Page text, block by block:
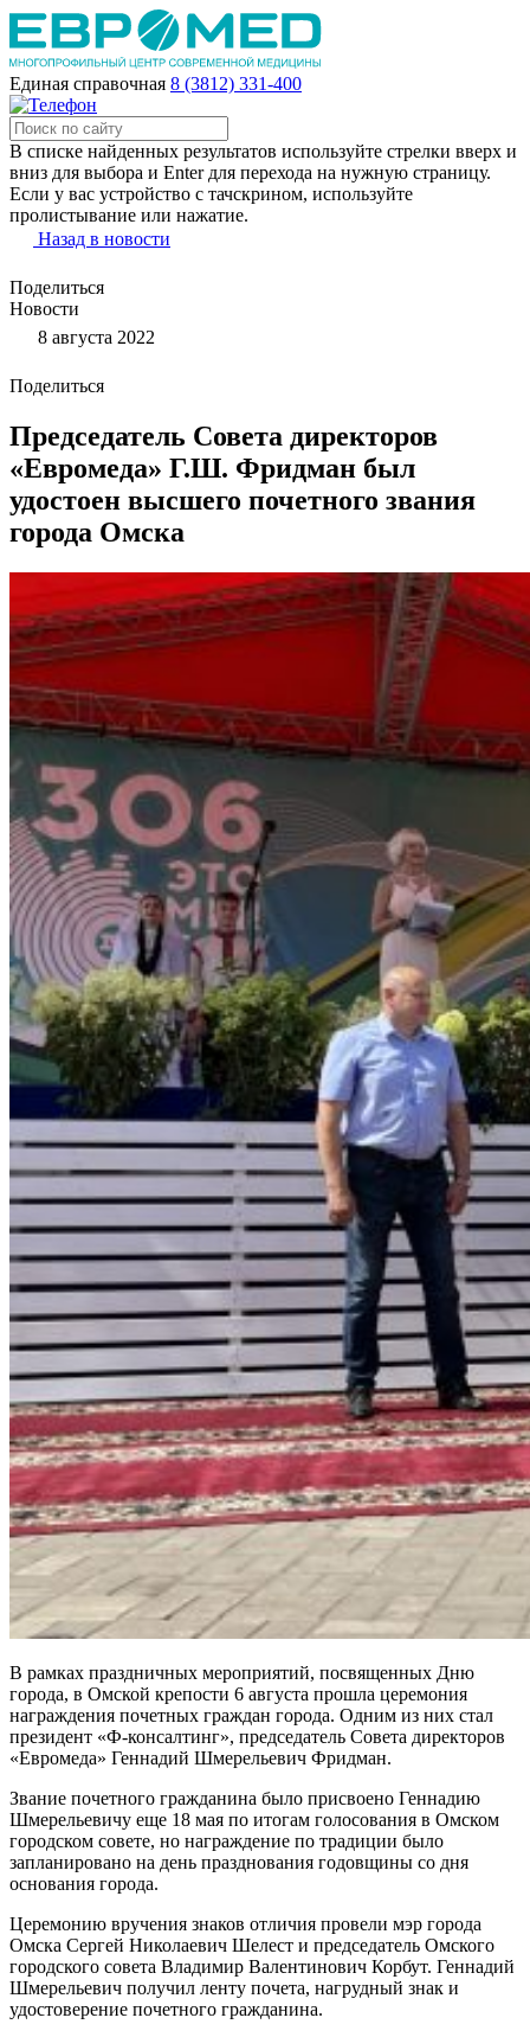
Единая справочная 8 (3812) 331-400
В списке найденных результатов используйте стрелки вверх и
вниз для выбора и Enter для перехода на нужную страницу.
Если у вас устройство с тачскрином, используйте
пролистывание или нажатие.
Назад в новости
Поделиться
Новости
8 августа 2022
Поделиться
Председатель Совета директоров
«Евромеда» Г.Ш. Фридман был
удостоен высшего почетного звания
города Омска
В рамках праздничных мероприятий, посвященных Дню
города, в Омской крепости 6 августа прошла церемония
награждения почетных граждан города. Одним из них стал
президент «Ф-консалтинг», председатель Совета директоров
«Евромеда» Геннадий Шмерельевич Фридман.
Звание почетного гражданина было присвоено Геннадию
Шмерельевичу еще 18 мая по итогам голосования в Омском
городском совете, но награждение по традиции было
запланировано на день празднования годовщины со дня
основания города.
Церемонию вручения знаков отличия провели мэр города
Омска Сергей Николаевич Шелест и председатель Омского
городского совета Владимир Валентинович Корбут. Геннадий
Шмерельевич получил ленту почета, нагрудный знак и
удостоверение почетного гражданина.